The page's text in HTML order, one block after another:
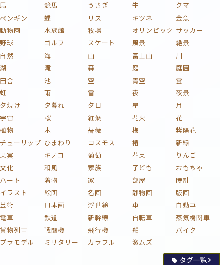
馬
競馬 うさぎ 牛
クマ
ペンギン
蝶 リス キツネ
金魚
動物園
水族館 牧場 オリンピック サッカー
野球
ゴルフ スケート 風景
絶景
自然
海 山 富士山
川
湖
滝 森 庭
庭園
田舎
池 空 青空
雲
虹
雨 雪 夜
夜景
夕焼け
夕暮れ 夕日 星
月
宇宙
桜 紅葉 花火
花
植物
木 薔薇 梅
紫陽花
チューリップ ひまわり コスモス 椿
新緑
果実
キノコ 葡萄 花束
りんご
文化
和風 家族 子ども
おもちゃ
ハート
着物 家 部屋
時計
イラスト
絵画 名画 静物画
版画
芸術
日本画 浮世絵 車
自動車
電車
鉄道 新幹線 自転車
蒸気機関車
貨物列車
戦闘機 飛行機 船
バイク
プラモデル
ミリタリー カラフル 激ムズ
タグ一覧